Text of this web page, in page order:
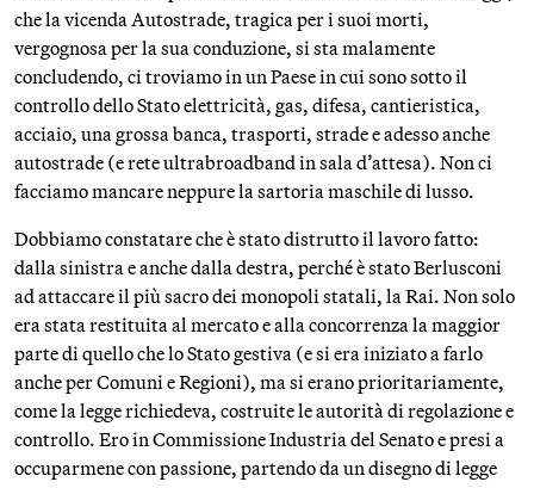
che la vicenda Autostrade, tragica per i suoi morti,
vergognosa per la sua conduzione, si sta malamente
concludendo, ci troviamo in un Paese in cui sono sotto il
controllo dello Stato elettricità, gas, difesa, cantieristica,
acciaio, una grossa banca, trasporti, strade e adesso anche
autostrade (e rete ultrabroadband in sala d’attesa). Non ci
facciamo mancare neppure la sartoria maschile di lusso.
Dobbiamo constatare che è stato distrutto il lavoro fatto:
dalla sinistra e anche dalla destra, perché è stato Berlusconi
ad attaccare il più sacro dei monopoli statali, la Rai. Non solo
era stata restituita al mercato e alla concorrenza la maggior
parte di quello che lo Stato gestiva (e si era iniziato a farlo
anche per Comuni e Regioni), ma si erano prioritariamente,
come la legge richiedeva, costruite le autorità di regolazione e
controllo. Ero in Commissione Industria del Senato e presi a
occuparmene con passione, partendo da un disegno di legge